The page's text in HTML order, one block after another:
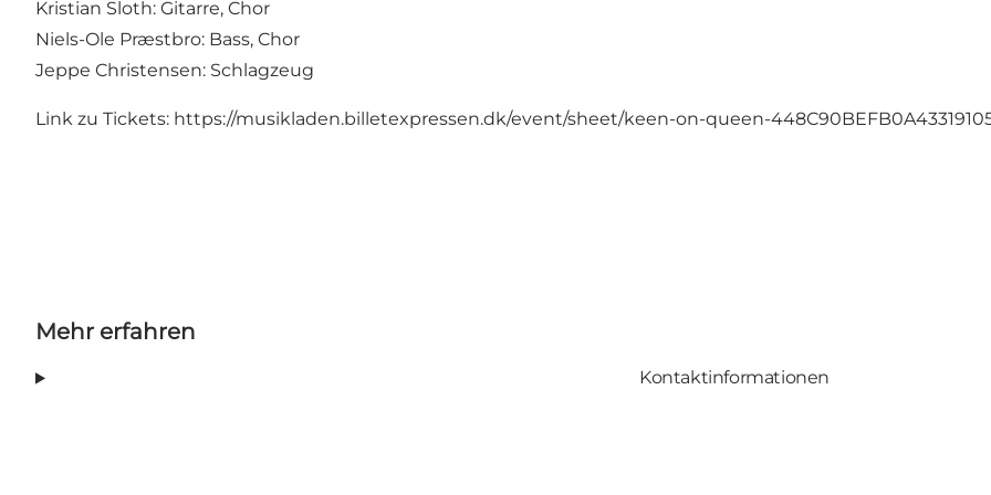
Kristian Sloth: Gitarre, Chor
Niels-Ole Præstbro: Bass, Chor
Jeppe Christensen: Schlagzeug
Link zu Tickets: https://musikladen.billetexpressen.dk/event/sheet/keen-on-queen-
Mehr erfahren
Kontaktinformationen